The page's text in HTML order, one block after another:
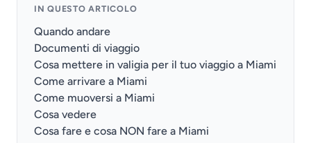
IN QUESTO ARTICOLO
Quando andare
Documenti di viaggio
Cosa mettere in valigia per il tuo viaggio a Miami
Come arrivare a Miami
Come muoversi a Miami
Cosa vedere
Cosa fare e cosa NON fare a Miami